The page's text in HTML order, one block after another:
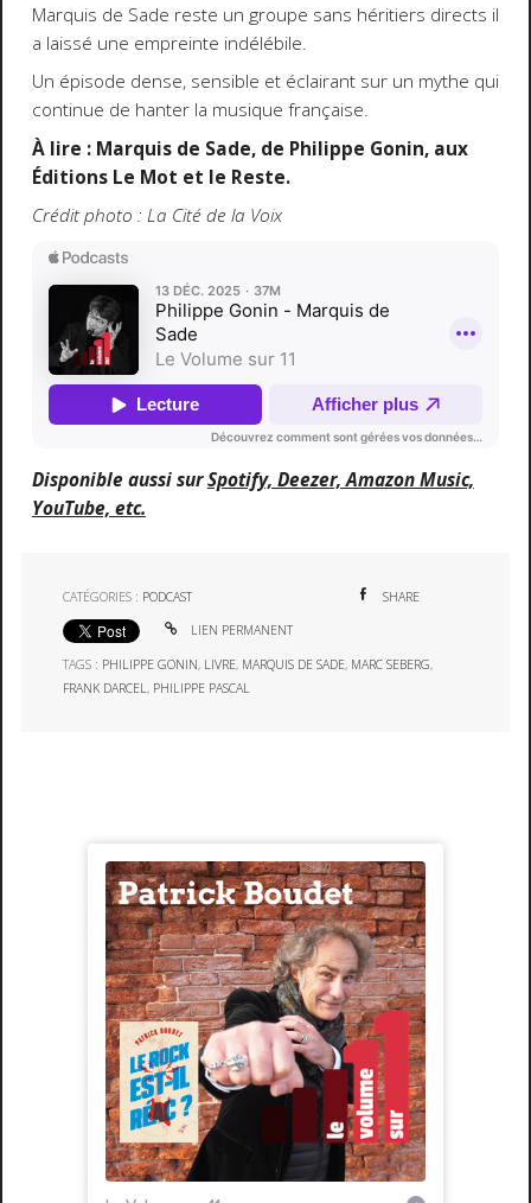
Marquis de Sade reste un groupe sans héritiers directs il
a laissé une empreinte indélébile.
Un épisode dense, sensible et éclairant sur un mythe qui
continue de hanter la musique française.
À lire : Marquis de Sade, de Philippe Gonin, aux
Éditions Le Mot et le Reste.
Crédit photo : La Cité de la Voix
Disponible aussi surSpotify, Deezer, Amazon Music,
YouTube, etc.
CATÉGORIES : PODCAST SHARE
LIEN PERMANENT
TAGS : PHILIPPE GONIN, LIVRE, MARQUIS DE SADE, MARC SEBERG,
FRANK DARCEL, PHILIPPE PASCAL